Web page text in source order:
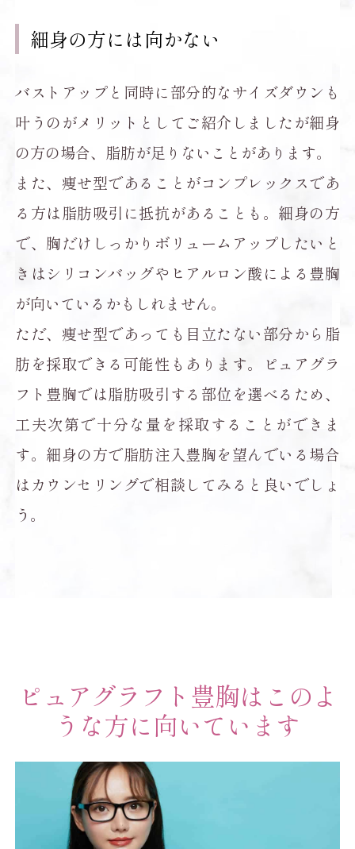
細身の方には向かない
バストアップと同時に部分的なサイズダウンも
叶うのがメリットとしてご紹介しましたが細身
の方の場合、脂肪が足りないことがあります。
また、痩せ型であることがコンプレックスであ
る方は脂肪吸引に抵抗があることも。細身の方
で、胸だけしっかりボリュームアップしたいと
きはシリコンバッグやヒアルロン酸による豊胸
が向いているかもしれません。
ただ、痩せ型であっても目立たない部分から脂
肪を採取できる可能性もあります。ピュアグラ
フト豊胸では脂肪吸引する部位を選べるため、
工夫次第で十分な量を採取することができま
す。細身の方で脂肪注入豊胸を望んでいる場合
はカウンセリングで相談してみると良いでしょ
う。
ピュアグラフト豊胸はこのよ
うな方に向いています